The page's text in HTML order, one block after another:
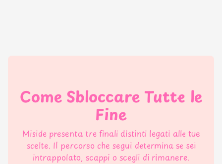
Come Sbloccare Tutte le
Fine
Miside presenta tre finali distinti legati alle tue
scelte. Il percorso che segui determina se sei
intrappolato, scappi o scegli di rimanere.